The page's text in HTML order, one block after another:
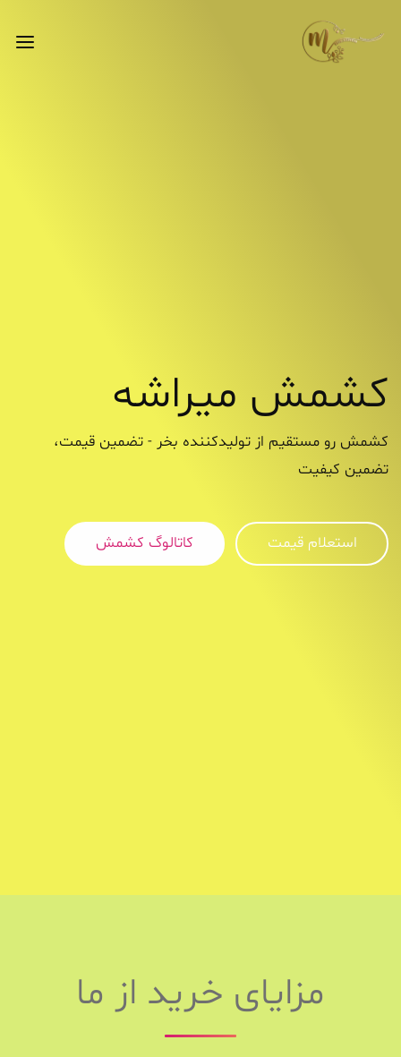
کشمش میراشه
کشمش رو مستقیم از تولیدکننده بخر - تضمین قیمت،
تضمین کیفیت
استعلام قیمت کاتالوگ کشمش
مزایای خرید از ما